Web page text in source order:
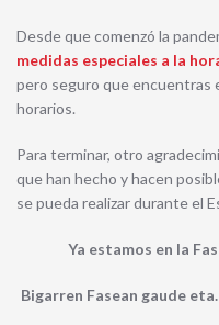
Desde que comenzó la
medidas especiales a la
pero seguro que encuentras
horarios.
Para terminar, otro
que han hecho y hacen
se pueda realizar durante el
Ya estamos en la
Bigarren Fasean gaude